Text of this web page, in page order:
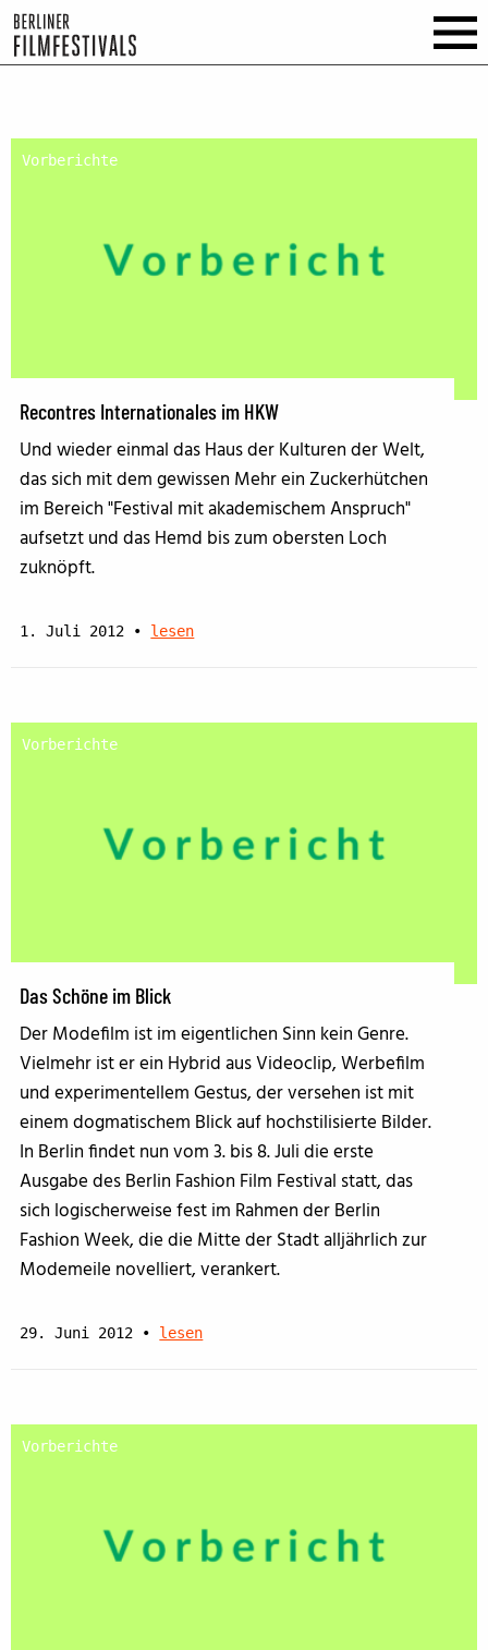
Vorberichte
Recontres Internationales im HKW
Und wieder einmal das Haus der Kulturen der Welt,
das sich mit dem gewissen Mehr ein Zuckerhütchen
im Bereich "Festival mit akademischem Anspruch"
aufsetzt und das Hemd bis zum obersten Loch
zuknöpft.
1. Juli 2012 • lesen
Vorberichte
Das Schöne im Blick
Der Modefilm ist im eigentlichen Sinn kein Genre.
Vielmehr ist er ein Hybrid aus Videoclip, Werbefilm
und experimentellem Gestus, der versehen ist mit
einem dogmatischem Blick auf hochstilisierte Bilder.
In Berlin findet nun vom 3. bis 8. Juli die erste
Ausgabe des Berlin Fashion Film Festival statt, das
sich logischerweise fest im Rahmen der Berlin
Fashion Week, die die Mitte der Stadt alljährlich zur
Modemeile novelliert, verankert.
29. Juni 2012 • lesen
Vorberichte